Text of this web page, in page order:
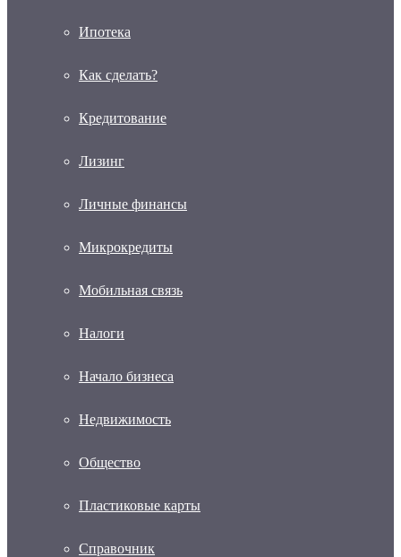
Ипотека
Как сделать?
Кредитование
Лизинг
Личные финансы
Микрокредиты
Мобильная связь
Налоги
Начало бизнеса
Недвижимость
Общество
Пластиковые карты
Справочник